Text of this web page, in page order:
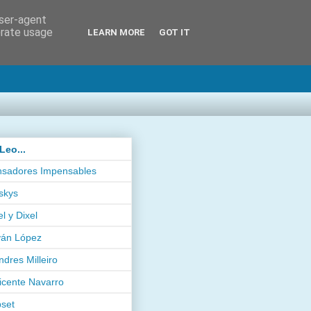
Impensables
y Dixel
López
Milleiro
Navarro
agent
usage
LEARN MORE GOT IT